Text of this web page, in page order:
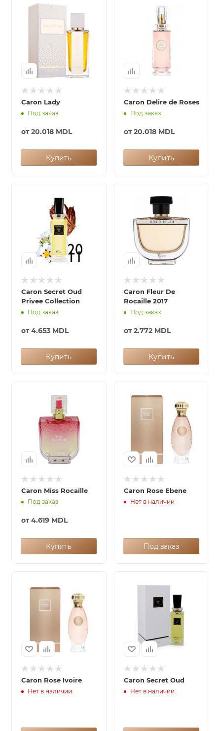
Caron Lady
Под заказ
от20.018 MDL
Купить
Caron Delire de Roses
Под заказ
от20.018 MDL
Купить
Caron Secret Oud
Privee Collection
Под заказ
от4.653 MDL
Купить
Caron Fleur De
Rocaille 2017
Под заказ
от2.772 MDL
Купить
Caron Miss Rocaille
Под заказ
от4.619 MDL
Купить
Caron Rose Ebene
Нет в наличии
Под заказ
Caron Rose Ivoire
Нет в наличии
Caron Secret Oud
Нет в наличии